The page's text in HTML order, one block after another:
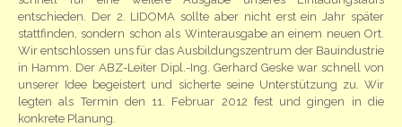
entschieden. Der 2. LIDOMA sollte aber nicht erst ein Jahr später
stattfinden, sondern schon als Winterausgabe an einem neuen Ort.
Wir entschlossen uns für das Ausbildungszentrum der Bauindustrie
in Hamm. Der ABZ-Leiter Dipl.-Ing. Gerhard Geske war schnell von
unserer Idee begeistert und sicherte seine Unterstützung zu. Wir
legten als Termin den 11. Februar 2012 fest und gingen in die
konkrete Planung.